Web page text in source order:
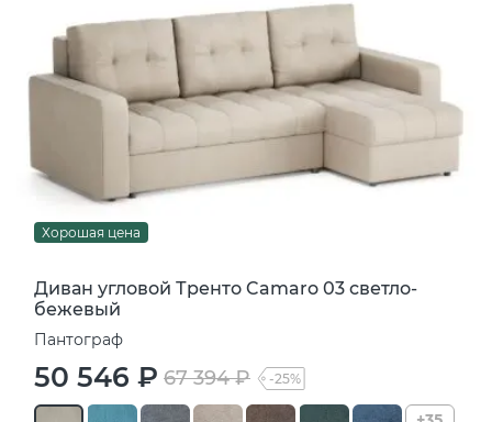
Хорошая цена
Диван угловой Тренто Camaro 03 светло-
бежевый
Пантограф
50 546 ₽ 67 394 ₽ -25%